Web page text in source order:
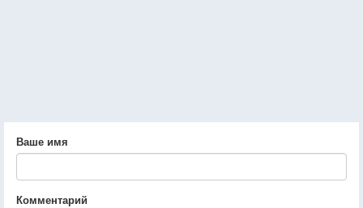
Ваше имя
Комментарий